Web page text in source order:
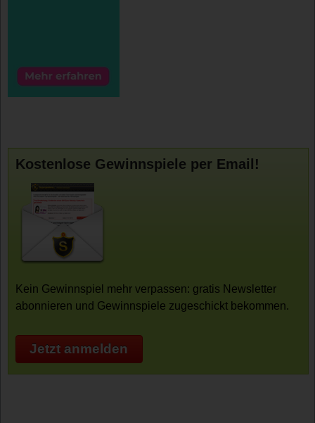
Kostenlose Gewinnspiele per Email!
Kein Gewinnspiel mehr verpassen: gratis Newsletter
abonnieren und Gewinnspiele zugeschickt bekommen.
Jetzt anmelden